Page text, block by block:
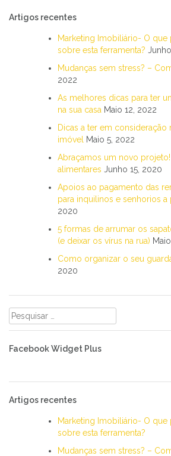
Artigos recentes
Marketing Imobiliário- O que
sobre esta ferramenta?
Mudanças sem stress? –
2022
As melhores dicas para ter
na sua casa Maio 12, 2022
Dicas a ter em
imóvel
Maio 5, 2022
Abraçamos um novo
alimentares Junho 15, 2020
Apoios ao pagamento das
para inquilinos e senhorios a
2020
5 formas de arrumar os
(e deixar os vírus na rua)
Como organizar o seu
2020
Pesquisar
por:
Facebook Widget Plus
Artigos recentes
Marketing Imobiliário- O que
sobre esta ferramenta?
Mudanças sem stress? –